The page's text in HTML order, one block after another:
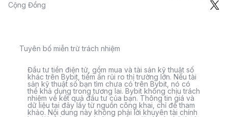
Cộng Đồng
Tuyên bố miễn trừ trách nhiệm
Đầu tư tiền điện tử, gồm mua và tài sản kỹ thuật số
khác trên Bybit, tiềm ẩn rủi ro thị trường lớn. Nếu tài
sản kỹ thuật số bạn tìm chưa có trên Bybit, nó có
thể khả dụng trong tương lai. Bybit không chịu trách
nhiệm về kết quả đầu tư của bạn. Thông tin giá và
dữ liệu tại đây lấy từ nguồn công khai, chỉ để tham
khảo. Nội dung này không phải lời khuyên tài chính